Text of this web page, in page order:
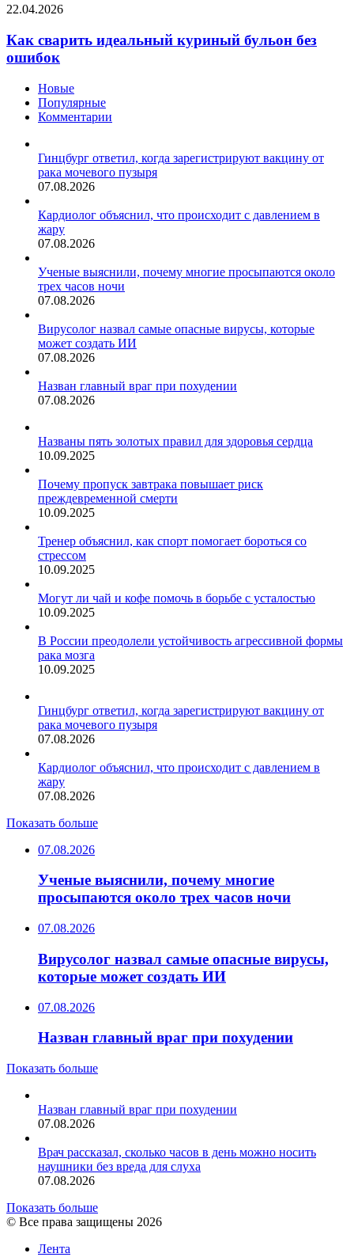
Как
идеальный
куриный
бульон
ошибок
22.04.2026
Как сварить идеальный куриный бульон без
ошибок
Новые
Популярные
Комментарии
Гинцбург ответил, когда зарегистрируют вакцину от
рака мочевого пузыря
07.08.2026
Кардиолог объяснил, что происходит с давлением в
жару
07.08.2026
Ученые выяснили, почему многие просыпаются около
трех часов ночи
07.08.2026
Вирусолог назвал самые опасные вирусы, которые
может создать ИИ
07.08.2026
Назван главный враг при похудении
07.08.2026
Названы пять золотых правил для здоровья сердца
10.09.2025
Почему пропуск завтрака повышает риск
преждевременной смерти
10.09.2025
Тренер объяснил, как спорт помогает бороться со
стрессом
10.09.2025
Могут ли чай и кофе помочь в борьбе с усталостью
10.09.2025
В России преодолели устойчивость агрессивной формы
рака мозга
10.09.2025
Гинцбург ответил, когда зарегистрируют вакцину от
рака мочевого пузыря
07.08.2026
Кардиолог объяснил, что происходит с давлением в
жару
07.08.2026
Показать больше
07.08.2026
Ученые выяснили, почему многие
просыпаются около трех часов ночи
07.08.2026
Вирусолог назвал самые опасные вирусы,
которые может создать ИИ
07.08.2026
Назван главный враг при похудении
Показать больше
Назван главный враг при похудении
07.08.2026
Врач рассказал, сколько часов в день можно носить
наушники без вреда для слуха
07.08.2026
Показать больше
© Все права защищены 2026
Лента